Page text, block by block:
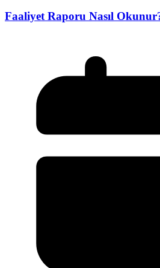
Faaliyet Raporu Nasıl